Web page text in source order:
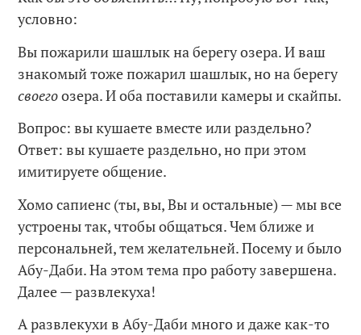
условно:
Вы пожарили шашлык на берегу озера. И ваш
знакомый тоже пожарил шашлык, но на берегу
своегоозера. И оба поставили камеры и скайпы.
Вопрос: вы кушаете вместе или раздельно?
Ответ: вы кушаете раздельно, но при этом
имитируете общение.
Хомо сапиенс (ты, вы, Вы и остальные) — мы все
устроены так, чтобы общаться. Чем ближе и
персональней, тем желательней. Посему и было
Абу-Даби. На этом тема про работу завершена.
Далее — развлекуха!
А развлекухи в Абу-Даби много и даже как-то